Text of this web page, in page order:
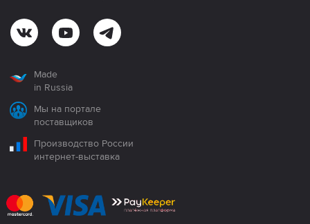
Made
in Russia
Мы на портале
поставщиков
Производство России
интернет-выставка